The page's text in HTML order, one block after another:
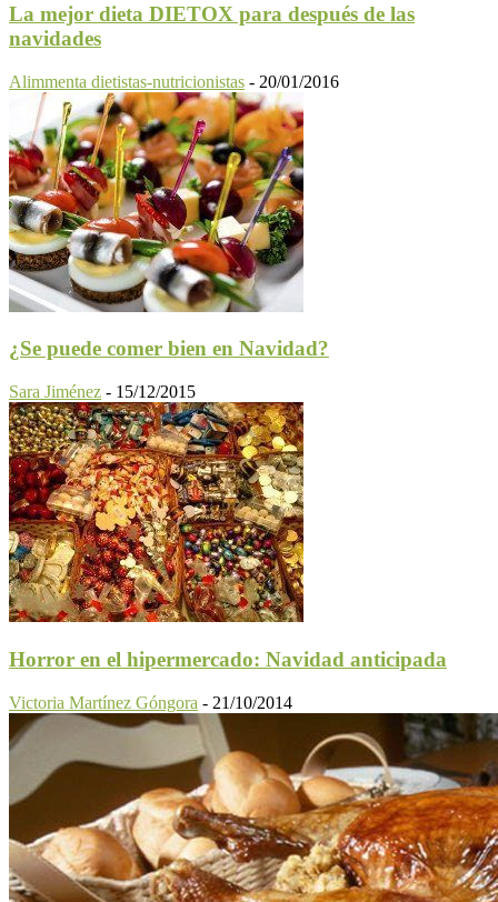
La mejor dieta DIETOX para después de las
navidades
Alimmenta dietistas-nutricionistas - 20/01/2016
¿Se puede comer bien en Navidad?
Sara Jiménez - 15/12/2015
Horror en el hipermercado: Navidad anticipada
Victoria Martínez Góngora - 21/10/2014